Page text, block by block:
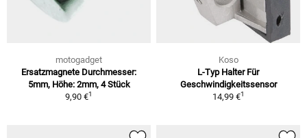
motogadget
Ersatzmagnete Durchmesser:
5mm, Höhe: 2mm, 4 Stück
9,90 €1
Koso
L-Typ Halter Für
Geschwindigkeitssensor
14,99 €1